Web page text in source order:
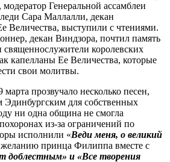
Генеральной ассамблеи
Сара Маллалли, декан
Величества, выступили с чтениями.
декан Виндзора, почтил память
священнослужители королевских
капелланы Ее Величества, которые
свои молитвы.
прозвучало несколько песен,
Эдинбургским для собственных
ни одна община не смогла
из-за ограничений по
исполнили «Веди меня, о великий
желанию принца Филиппа вместе с
доблестным» и «Все творения